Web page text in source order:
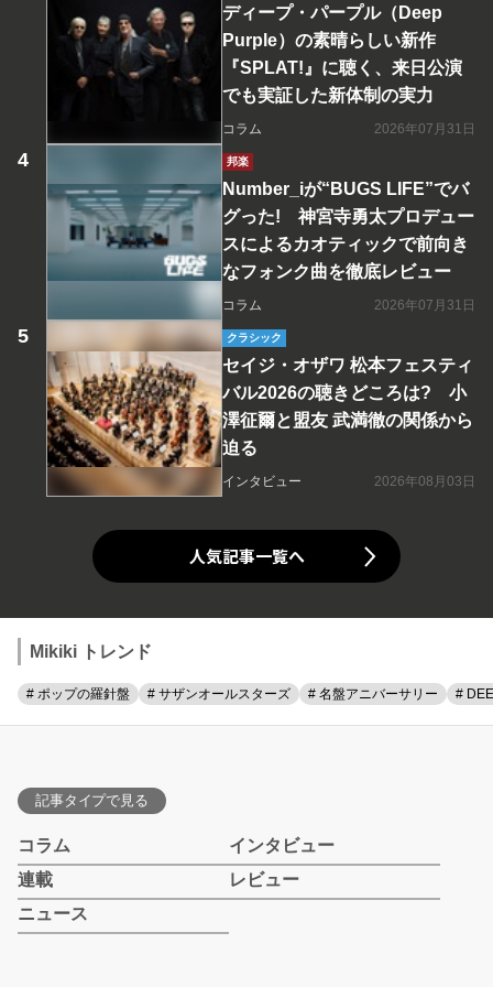
ディープ・パープル（Deep
Purple）の素晴らしい新作
『SPLAT!』に聴く、来日公演
でも実証した新体制の実力
コラム 2026年07月31日
邦楽
Number_iが“BUGS LIFE”でバ
グった! 神宮寺勇太プロデュー
スによるカオティックで前向き
なフォンク曲を徹底レビュー
コラム 2026年07月31日
クラシック
セイジ・オザワ 松本フェスティ
バル2026の聴きどころは? 小
澤征爾と盟友 武満徹の関係から
迫る
インタビュー 2026年08月03日
人気記事一覧へ
Mikiki トレンド
# ポップの羅針盤 # サザンオールスターズ # 名盤アニバーサリー #
記事タイプで見る
コラム
インタビュー
連載
レビュー
ニュース